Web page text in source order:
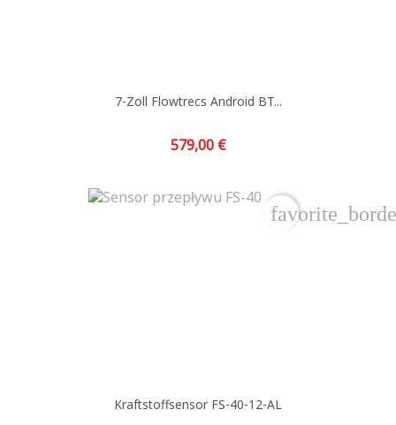
7-Zoll Flowtrecs Android BT...
Preis
579,00 €
Kraftstoffsensor FS-40-12-AL